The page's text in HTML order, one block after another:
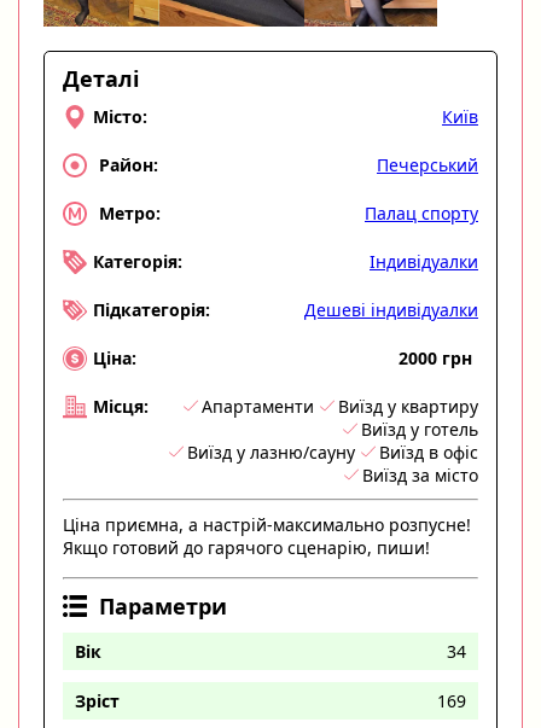
Деталі
Місто: Київ
Район: Печерський
Метро: Палац спорту
Категорія: Індивідуалки
Підкатегорія: Дешеві індивідуалки
Ціна: 2000 грн
Місця: Апартаменти
Виїзд у квартиру
Виїзд у готель
Виїзд у лазню/сауну
Виїзд в офіс
Виїзд за місто
Ціна приємна, а настрій-максимально розпусне!
Якщо готовий до гарячого сценарію, пиши!
Параметри
Вік 34
Зріст 169